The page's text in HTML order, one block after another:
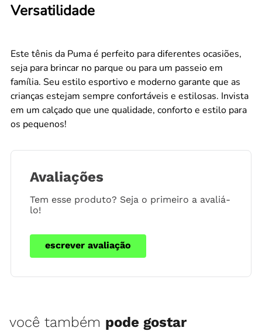
Versatilidade
Este tênis da Puma é perfeito para diferentes ocasiões,
seja para brincar no parque ou para um passeio em
família. Seu estilo esportivo e moderno garante que as
crianças estejam sempre confortáveis e estilosas. Invista
em um calçado que une qualidade, conforto e estilo para
os pequenos!
Avaliações
Tem esse produto? Seja o primeiro a avaliá-
lo!
escrever avaliação
você também pode gostar